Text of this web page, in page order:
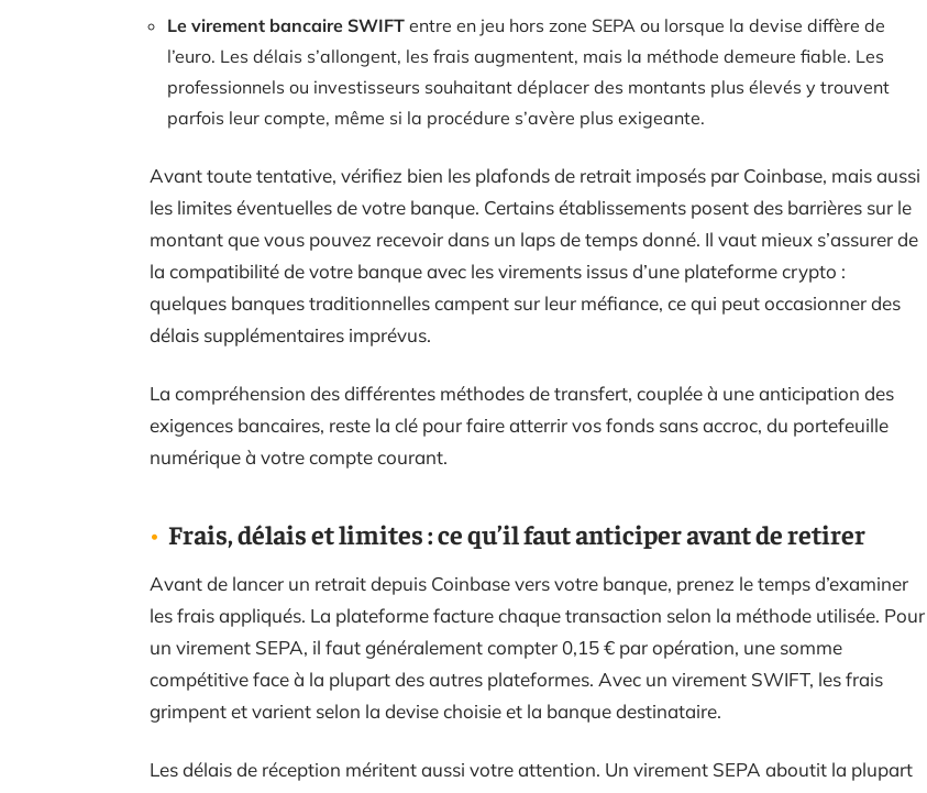
Le virement bancaire SWIFT entre en jeu hors zone SEPA ou lorsque la devise diffère de
l’euro. Les délais s’allongent, les frais augmentent, mais la méthode demeure fiable. Les
professionnels ou investisseurs souhaitant déplacer des montants plus élevés y trouvent
parfois leur compte, même si la procédure s’avère plus exigeante.
Avant toute tentative, vérifiez bien les plafonds de retrait imposés par Coinbase, mais aussi
les limites éventuelles de votre banque. Certains établissements posent des barrières sur le
montant que vous pouvez recevoir dans un laps de temps donné. Il vaut mieux s’assurer de
la compatibilité de votre banque avec les virements issus d’une plateforme crypto :
quelques banques traditionnelles campent sur leur méfiance, ce qui peut occasionner des
délais supplémentaires imprévus.
La compréhension des différentes méthodes de transfert, couplée à une anticipation des
exigences bancaires, reste la clé pour faire atterrir vos fonds sans accroc, du portefeuille
numérique à votre compte courant.
Frais, délais et limites : ce qu’il faut anticiper avant de retirer
Avant de lancer un retrait depuis Coinbase vers votre banque, prenez le temps d’examiner
les frais appliqués. La plateforme facture chaque transaction selon la méthode utilisée. Pour
un virement SEPA, il faut généralement compter 0,15 € par opération, une somme
compétitive face à la plupart des autres plateformes. Avec un virement SWIFT, les frais
grimpent et varient selon la devise choisie et la banque destinataire.
Les délais de réception méritent aussi votre attention. Un virement SEPA aboutit la plupart